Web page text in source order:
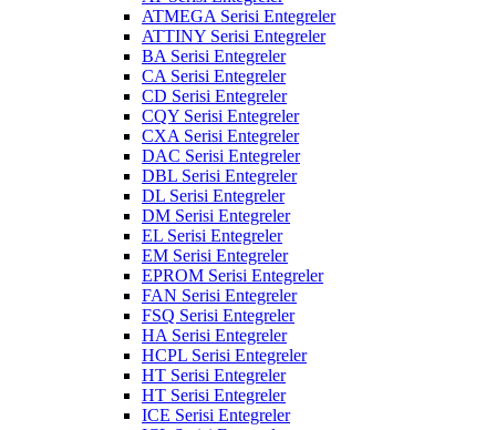
ATMEGA Serisi Entegreler
ATTINY Serisi Entegreler
BA Serisi Entegreler
CA Serisi Entegreler
CD Serisi Entegreler
CQY Serisi Entegreler
CXA Serisi Entegreler
DAC Serisi Entegreler
DBL Serisi Entegreler
DL Serisi Entegreler
DM Serisi Entegreler
EL Serisi Entegreler
EM Serisi Entegreler
EPROM Serisi Entegreler
FAN Serisi Entegreler
FSQ Serisi Entegreler
HA Serisi Entegreler
HCPL Serisi Entegreler
HT Serisi Entegreler
HT Serisi Entegreler
ICE Serisi Entegreler